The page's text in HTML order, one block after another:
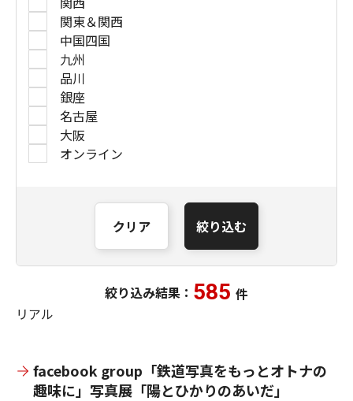
関東＆関西
中国四国
九州
品川
銀座
名古屋
大阪
オンライン
クリア 絞り込む
絞り込み結果： 585 件
リアル
facebook group「鉄道写真をもっとオトナの
趣味に」写真展「陽とひかりのあいだ」